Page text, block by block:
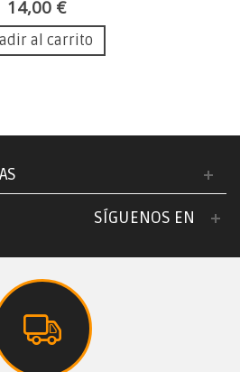
14,00 €
al carrito
SÍGUENOS EN